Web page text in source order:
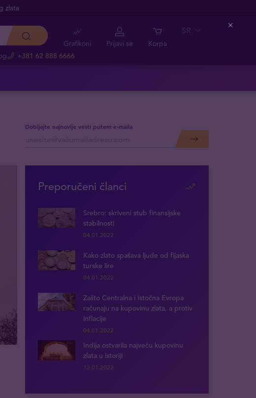
zlata
+381 62 888 6666
Grafikoni Prijavi se Korpa
SR
Dobijajte najnovije vesti putem e-maila
Preporučeni članci
Srebro: skriveni stub finansijske
stabilnosti
04.01.2022
Kako zlato spašava ljude od fijaska
turske lire
04.01.2022
Zašto Centralna i Istočna Evropa
računaju na kupovinu zlata, a protiv
inflacije
04.01.2022
Indija ostvarila najveću kupovinu
zlata u istoriji
12.01.2022
Close